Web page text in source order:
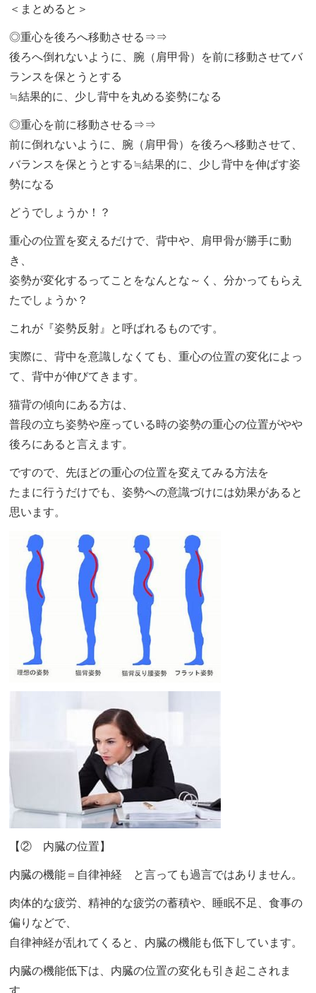
＜まとめると＞
◎重心を後ろへ移動させる⇒⇒
後ろへ倒れないように、腕（肩甲骨）を前に移動させてバ
ランスを保とうとする
≒結果的に、少し背中を丸める姿勢になる
◎重心を前に移動させる⇒⇒
前に倒れないように、腕（肩甲骨）を後ろへ移動させて、
バランスを保とうとする≒結果的に、少し背中を伸ばす姿
勢になる
どうでしょうか！？
重心の位置を変えるだけで、背中や、肩甲骨が勝手に動
き、
姿勢が変化するってことをなんとな～く、分かってもらえ
たでしょうか？
これが『姿勢反射』と呼ばれるものです。
実際に、背中を意識しなくても、重心の位置の変化によっ
て、背中が伸びてきます。
猫背の傾向にある方は、
普段の立ち姿勢や座っている時の姿勢の重心の位置がやや
後ろにあると言えます。
ですので、先ほどの重心の位置を変えてみる方法を
たまに行うだけでも、姿勢への意識づけには効果があると
思います。
【② 内臓の位置】
内臓の機能＝自律神経 と言っても過言ではありません。
肉体的な疲労、精神的な疲労の蓄積や、睡眠不足、食事の
偏りなどで、
自律神経が乱れてくると、内臓の機能も低下しています。
内臓の機能低下は、内臓の位置の変化も引き起こされま